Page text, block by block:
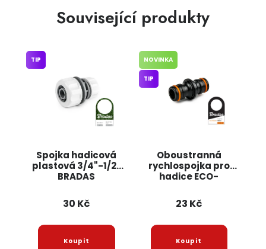
Související produkty
Spojka hadicová
plastová 3/4"-1/2"
BRADAS
TIP
30 Kč
Oboustranná
rychlospojka pro
hadice ECO-
NOVINKA
TIP
23 Kč